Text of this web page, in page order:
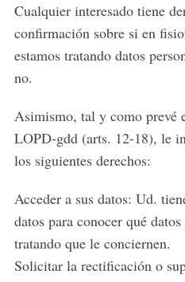
Cualquier interesado tiene
confirmación sobre si en
estamos tratando datos
no.
Asimismo, tal y como prevé
LOPD-gdd (arts. 12-18), le
los siguientes derechos:
Acceder a sus datos: Ud.
datos para conocer qué
tratando que le conciernen.
Solicitar la rectificación o